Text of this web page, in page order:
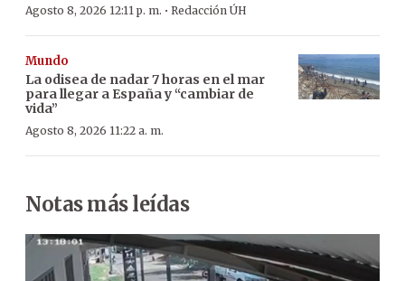
Agosto 8, 2026 12:11 p. m. · Redacción ÚH
Mundo
La odisea de nadar 7 horas en el mar
para llegar a España y “cambiar de
vida”
Agosto 8, 2026 11:22 a. m.
Notas más leídas